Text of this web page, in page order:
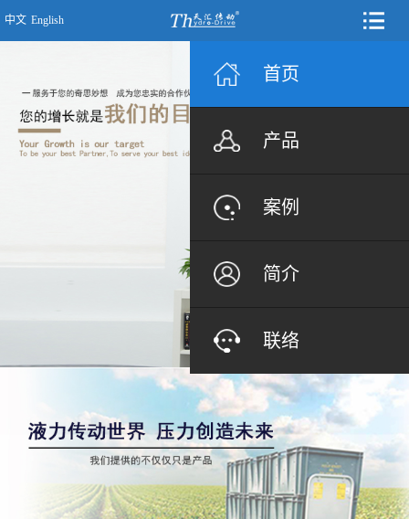
中文 English
首页
产品
案例
简介
联络